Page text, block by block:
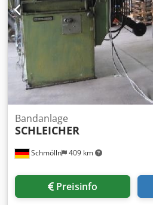
Schmölln 409 km
Bandanlage
SCHLEICHER
Preisinfo